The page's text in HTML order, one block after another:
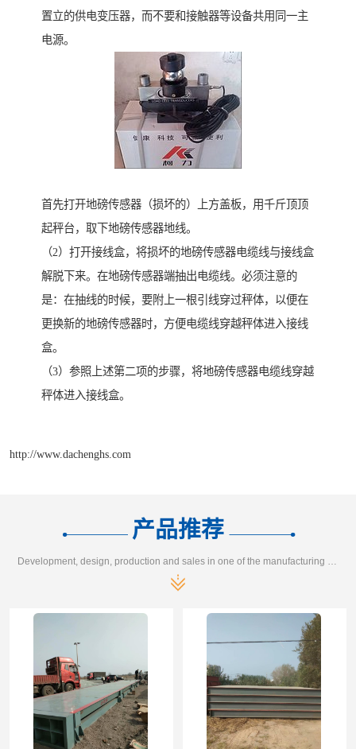
置立的供电变压器，而不要和接触器等设备共用同一主
电源。
首先打开地磅传感器（损坏的）上方盖板，用千斤顶顶
起秤台，取下地磅传感器地线。
（2）打开接线盒，将损坏的地磅传感器电缆线与接线盒
解脱下来。在地磅传感器端抽出电缆线。必须注意的
是：在抽线的时候，要附上一根引线穿过秤体，以便在
更换新的地磅传感器时，方便电缆线穿越秤体进入接线
盒。
（3）参照上述第二项的步骤，将地磅传感器电缆线穿越
秤体进入接线盒。
http://www.dachenghs.com
产品推荐
Development, design, production and sales in one of the manufacturing enterprises